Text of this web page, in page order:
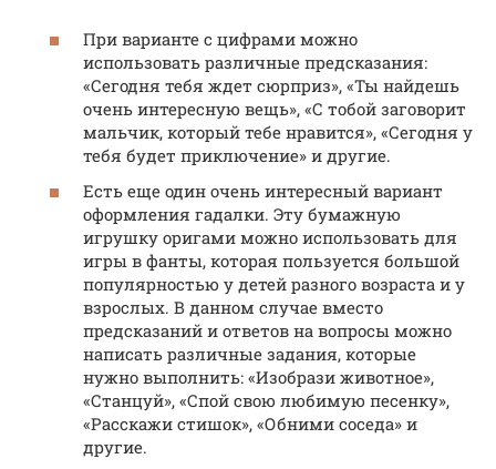
При варианте с цифрами можно
использовать различные предсказания:
«Сегодня тебя ждет сюрприз», «Ты найдешь
очень интересную вещь», «С тобой заговорит
мальчик, который тебе нравится», «Сегодня у
тебя будет приключение» и другие.
Есть еще один очень интересный вариант
оформления гадалки. Эту бумажную
игрушку оригами можно использовать для
игры в фанты, которая пользуется большой
популярностью у детей разного возраста и у
взрослых. В данном случае вместо
предсказаний и ответов на вопросы можно
написать различные задания, которые
нужно выполнить: «Изобрази животное»,
«Станцуй», «Спой свою любимую песенку»,
«Расскажи стишок», «Обними соседа» и
другие.